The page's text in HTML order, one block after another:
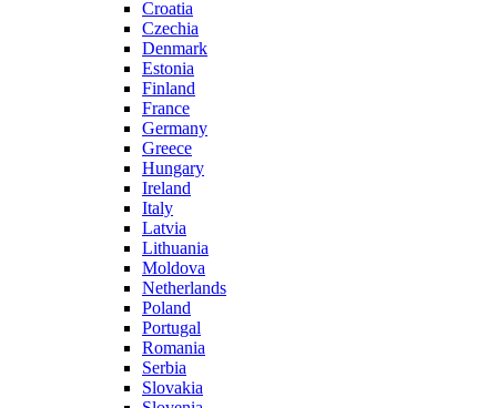
Croatia
Czechia
Denmark
Estonia
Finland
France
Germany
Greece
Hungary
Ireland
Italy
Latvia
Lithuania
Moldova
Netherlands
Poland
Portugal
Romania
Serbia
Slovakia